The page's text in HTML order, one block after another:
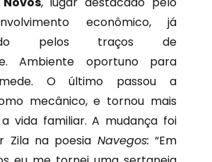
econômico, já
pelos traços de
Ambiente oportuno para
O último passou a
mecânico, e tornou mais
vida familiar. A mudança foi
Zila na poesia Navegos: “Em